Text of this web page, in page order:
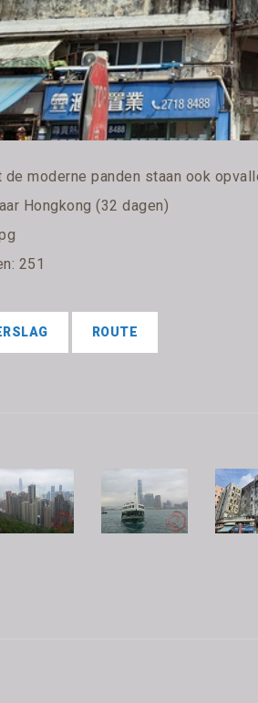
de moderne panden staan ook
Hongkong (32 dagen)
251
ROUTE